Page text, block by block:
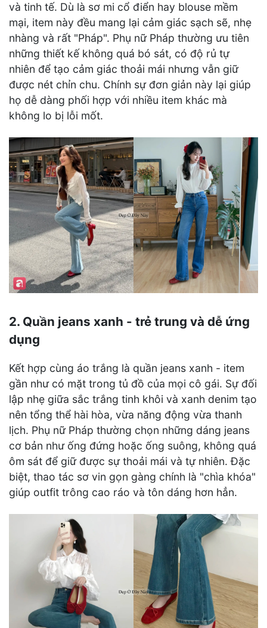
và tinh tế. Dù là sơ mi cổ điển hay blouse mềm
mại, item này đều mang lại cảm giác sạch sẽ, nhẹ
nhàng và rất "Pháp". Phụ nữ Pháp thường ưu tiên
những thiết kế không quá bó sát, có độ rủ tự
nhiên để tạo cảm giác thoải mái nhưng vẫn giữ
được nét chỉn chu. Chính sự đơn giản này lại giúp
họ dễ dàng phối hợp với nhiều item khác mà
không lo bị lỗi mốt.
2. Quần jeans xanh - trẻ trung và dễ ứng
dụng
Kết hợp cùng áo trắng là quần jeans xanh - item
gần như có mặt trong tủ đồ của mọi cô gái. Sự đối
lập nhẹ giữa sắc trắng tinh khôi và xanh denim tạo
nên tổng thể hài hòa, vừa năng động vừa thanh
lịch. Phụ nữ Pháp thường chọn những dáng jeans
cơ bản như ống đứng hoặc ống suông, không quá
ôm sát để giữ được sự thoải mái và tự nhiên. Đặc
biệt, thao tác sơ vin gọn gàng chính là "chìa khóa"
giúp outfit trông cao ráo và tôn dáng hơn hẳn.